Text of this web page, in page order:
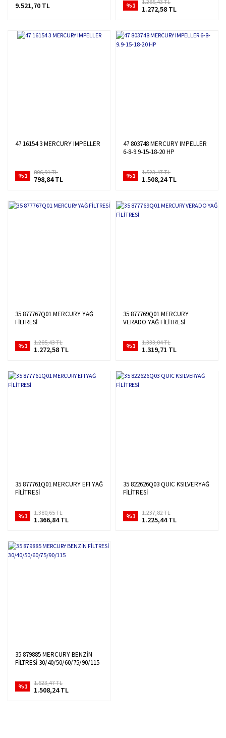
9.521,70 TL %1 1.285,43 TL
1.272,58 TL
47 16154 3 MERCURY IMPELLER
%1 806,91 TL
798,84 TL
47 803748 MERCURY IMPELLER
6-8-9.9-15-18-20 HP
%1 1.523,47 TL
1.508,24 TL
35 877767Q01 MERCURY YAĞ
FİLTRESİ
%1 1.285,43 TL
1.272,58 TL
35 877769Q01 MERCURY
VERADO YAĞ FİLİTRESİ
%1 1.333,04 TL
1.319,71 TL
35 877761Q01 MERCURY EFI YAĞ
FİLİTRESİ
%1 1.380,65 TL
1.366,84 TL
35 822626Q03 QUIC KSILVERYAĞ
FİLİTRESİ
%1 1.237,82 TL
1.225,44 TL
35 879885 MERCURY BENZİN
FİLTRESİ 30/40/50/60/75/90/115
%1 1.523,47 TL
1.508,24 TL